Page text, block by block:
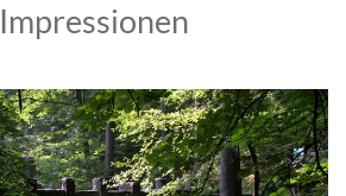
Impressionen